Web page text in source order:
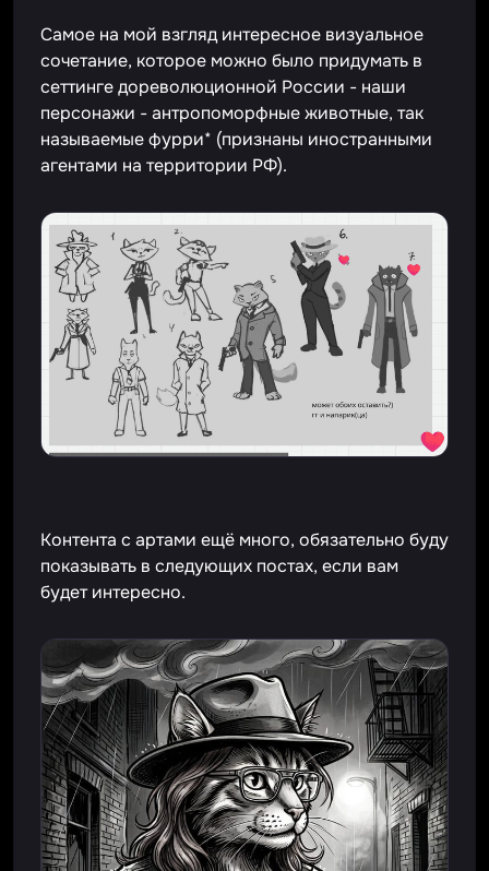
Самое на мой взгляд интересное визуальное
сочетание, которое можно было придумать в
сеттинге дореволюционной России - наши
персонажи - антропоморфные животные, так
называемые фурри* (признаны иностранными
агентами на территории РФ).
Контента с артами ещё много, обязательно буду
показывать в следующих постах, если вам
будет интересно.